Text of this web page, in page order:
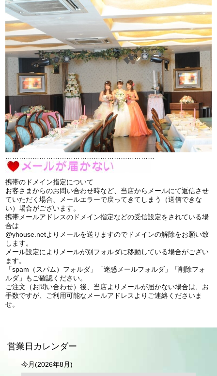
携帯のドメイン指定について
お客さまからのお問い合わせ時など、当店からメールにて返信させ
ていただく場合、メールエラーで戻ってきてしまう（送信できな
い）場合がございます。
携帯メールアドレスのドメイン指定などの受信設定をされている場
合は
@yhouse.netよりメールを送りますのでドメインの解除をお願い致
します。
メール設定によりメールが別フォルダに移動している場合がござい
ます。
「spam（スパム）フォルダ」「迷惑メールフォルダ」「削除フォ
ルダ」もご確認ください。
ご注文（お問い合わせ）後、当店よりメールが届かない場合は、お
手数ですが、ご利用可能なメールアドレスよりご連絡くださいま
せ。
営業日カレンダー
今月(2026年8月)